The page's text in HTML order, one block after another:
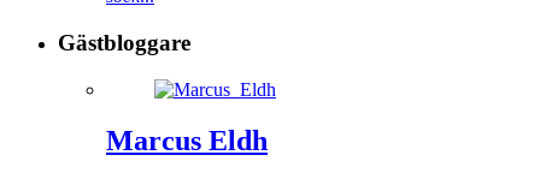
Gästbloggare
Marcus Eldh